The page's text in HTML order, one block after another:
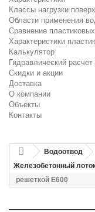
Классы нагрузки
Области применения
Сравнение
Характеристики
Калькулятор
Гидравлический
Скидки и акции
Доставка
О компании
Объекты
Контакты
Водоотвод
Железобетонный
решеткой E600